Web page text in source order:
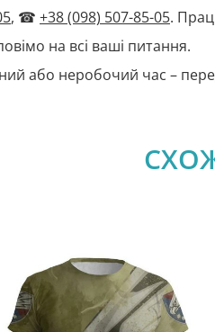
, ☎ +38 (098) 507-85-05.
на всі ваші питання.
або неробочий час –